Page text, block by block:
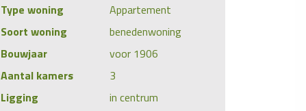
Type woning
Appartement
Soort woning
benedenwoning
Bouwjaar
voor 1906
Aantal kamers
3
Ligging
in centrum